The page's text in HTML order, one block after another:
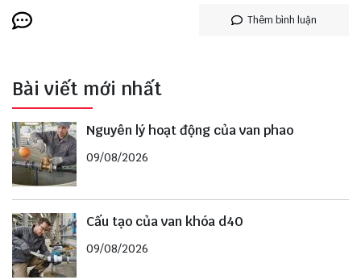
Thêm bình luận
Bài viết mới nhất
Nguyên lý hoạt động của van phao
09/08/2026
Cấu tạo của van khóa d40
09/08/2026